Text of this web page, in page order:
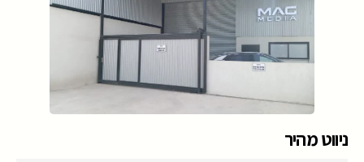
ניווט מהיר